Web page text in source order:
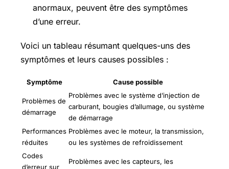
anormaux, peuvent être des symptômes
d’une erreur.
Voici un tableau résumant quelques-uns des
symptômes et leurs causes possibles :
Symptôme Cause possible
Problèmes de
démarrage
Problèmes avec le système d’injection de
carburant, bougies d’allumage, ou système
de démarrage
Performances
réduites
Problèmes avec le moteur, la transmission,
ou les systèmes de refroidissement
Codes
d’erreur sur
Problèmes avec les capteurs, les